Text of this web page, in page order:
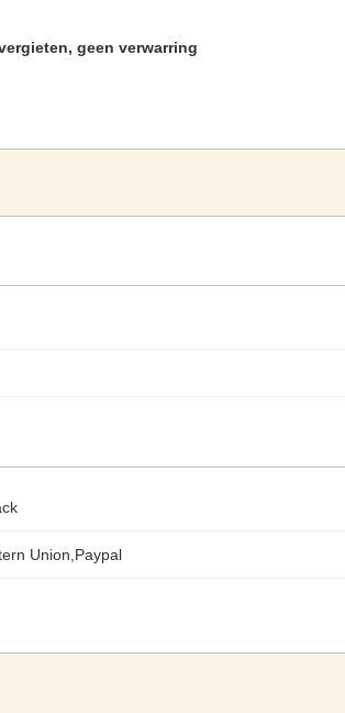
geen verwarring
Union,Paypal